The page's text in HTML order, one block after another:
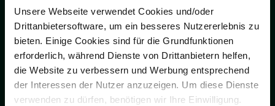
Unsere Webseite verwendet Cookies und/oder
Drittanbietersoftware, um ein besseres Nutzererlebnis zu
bieten. Einige Cookies sind für die Grundfunktionen
erforderlich, während Dienste von Drittanbietern helfen,
die Website zu verbessern und Werbung entsprechend
der Interessen der Nutzer anzuzeigen. Um diese Dienste
verwenden zu dürfen, benötigen wir Ihre Einwilligung.
perfekt zur Integration von Ladestationen
geeignet
abschließbar, dadurch sichere Aufbewahrung
von Fahrrädern, E-Bikes, Elektrorollern,
Segways etc.